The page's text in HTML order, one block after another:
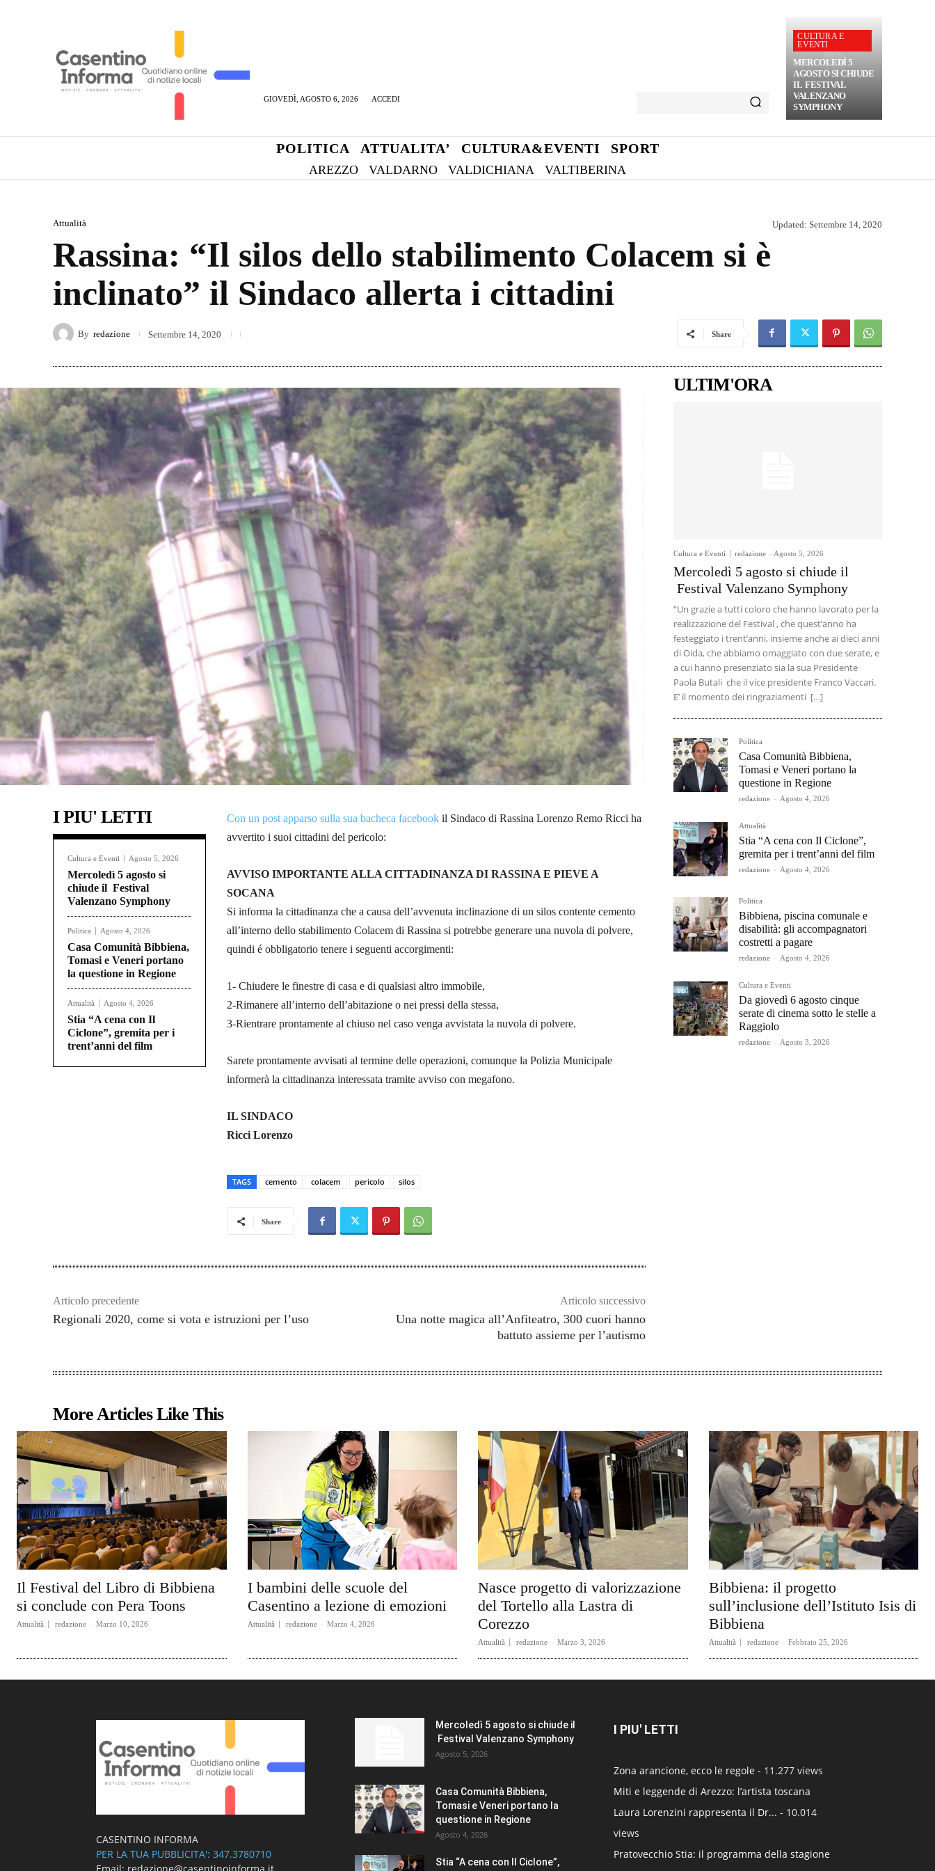
GIOVEDÌ, AGOSTO 6, 2026 ACCEDI
CULTURA E
EVENTI
MERCOLEDÌ 5
AGOSTO SI CHIUDE
IL FESTIVAL
VALENZANO
SYMPHONY
POLITICA ATTUALITA’ CULTURA&EVENTI SPORT
AREZZO VALDARNO VALDICHIANA VALTIBERINA
Attualità Updated: Settembre 14, 2020
Rassina: “Il silos dello stabilimento Colacem si è
inclinato” il Sindaco allerta i cittadini
By redazione Settembre 14, 2020 Share
I PIU' LETTI
Cultura e Eventi Agosto 5, 2026
Mercoledì 5 agosto si
chiude il Festival
Valenzano Symphony
Politica Agosto 4, 2026
Casa Comunità Bibbiena,
Tomasi e Veneri portano
la questione in Regione
Attualità Agosto 4, 2026
Stia “A cena con Il
Ciclone”, gremita per i
trent’anni del film
Con un post apparso sulla sua bacheca facebook il Sindaco di Rassina Lorenzo Remo Ricci ha
avvertito i suoi cittadini del pericolo:
AVVISO IMPORTANTE ALLA CITTADINANZA DI RASSINA E PIEVE A
SOCANA
Si informa la cittadinanza che a causa dell’avvenuta inclinazione di un silos contente cemento
all’interno dello stabilimento Colacem di Rassina si potrebbe generare una nuvola di polvere,
quindi é obbligatorio tenere i seguenti accorgimenti:
1- Chiudere le finestre di casa e di qualsiasi altro immobile,
2-Rimanere all’interno dell’abitazione o nei pressi della stessa,
3-Rientrare prontamente al chiuso nel caso venga avvistata la nuvola di polvere.
Sarete prontamente avvisati al termine delle operazioni, comunque la Polizia Municipale
informerà la cittadinanza interessata tramite avviso con megafono.
IL SINDACO
Ricci Lorenzo
TAGS cemento colacem pericolo silos
Share
Articolo precedente
Regionali 2020, come si vota e istruzioni per l’uso
Articolo successivo
Una notte magica all’Anfiteatro, 300 cuori hanno
battuto assieme per l’autismo
ULTIM'ORA
Cultura e Eventi redazione - Agosto 5, 2026
Mercoledì 5 agosto si chiude il
Festival Valenzano Symphony
“Un grazie a tutti coloro che hanno lavorato per la
realizzazione del Festival , che quest’anno ha
festeggiato i trent’anni, insieme anche ai dieci anni
di Oida, che abbiamo omaggiato con due serate, e
a cui hanno presenziato sia la sua Presidente
Paola Butali che il vice presidente Franco Vaccari.
E’ il momento dei ringraziamenti […]
Politica
Casa Comunità Bibbiena,
Tomasi e Veneri portano la
questione in Regione
redazione - Agosto 4, 2026
Attualità
Stia “A cena con Il Ciclone”,
gremita per i trent’anni del film
redazione - Agosto 4, 2026
Politica
Bibbiena, piscina comunale e
disabilità: gli accompagnatori
costretti a pagare
redazione - Agosto 4, 2026
Cultura e Eventi
Da giovedì 6 agosto cinque
serate di cinema sotto le stelle a
Raggiolo
redazione - Agosto 3, 2026
More Articles Like This
Il Festival del Libro di Bibbiena
si conclude con Pera Toons
Attualità redazione - Marzo 10, 2026
I bambini delle scuole del
Casentino a lezione di emozioni
Attualità redazione - Marzo 4, 2026
Nasce progetto di valorizzazione
del Tortello alla Lastra di
Corezzo
Attualità redazione - Marzo 3, 2026
Bibbiena: il progetto
sull’inclusione dell’Istituto Isis di
Bibbiena
Attualità redazione - Febbraio 25, 2026
CASENTINO INFORMA
PER LA TUA PUBBLICITA': 347.3780710
Mercoledì 5 agosto si chiude il
Festival Valenzano Symphony
Agosto 5, 2026
Casa Comunità Bibbiena,
Tomasi e Veneri portano la
questione in Regione
Agosto 4, 2026
Stia “A cena con Il Ciclone”,
I PIU' LETTI
Zona arancione, ecco le regole - 11.277 views
Miti e leggende di Arezzo: l’artista toscana
Laura Lorenzini rappresenta il Dr... - 10.014
views
Pratovecchio Stia: il programma della stagione